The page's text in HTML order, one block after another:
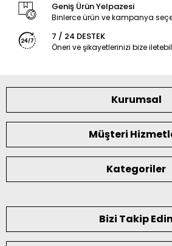
Geniş Ürün Yelpazesi
Binlerce ürün ve kampanya
7 / 24 DESTEK
Öneri ve şikayetlerinizi bize
Kurumsal
Müşteri
Kategoriler
Bizi Takip Edin